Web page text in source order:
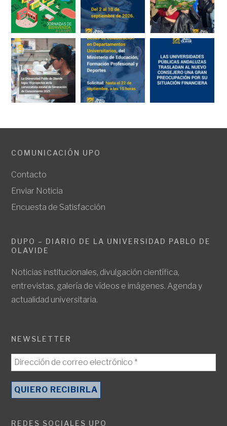
COMUNICACIÓN UPO
Contacto
Enviar Noticia
Encuesta de Satisfacción
DUPO – DIARIO DE LA UNIVERSIDAD PABLO DE
OLAVIDE
Noticias institucionales, divulgación científica,
entrevistas, galería de vídeos e imágenes. Agenda y
actualidad universitaria.
NEWSLETTER
REDES SOCIALES UPO